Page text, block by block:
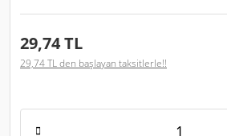
29,74 TL
29,74 TL den başlayan taksitlerle!!